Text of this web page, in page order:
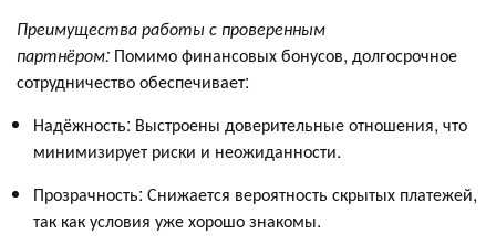
Преимущества работы с проверенным
партнёром: Помимо финансовых бонусов, долгосрочное
сотрудничество обеспечивает:
Надёжность: Выстроены доверительные отношения, что
минимизирует риски и неожиданности.
Прозрачность: Снижается вероятность скрытых платежей,
так как условия уже хорошо знакомы.